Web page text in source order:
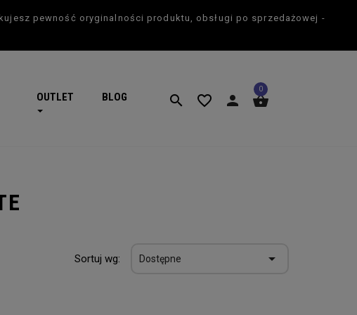
pewność oryginalności produktu, obsługi po sprzedażowej -
OUTLET BLOG search
×
favorite_border person shopping_basket
0
Sortuj wg: Dostępne 